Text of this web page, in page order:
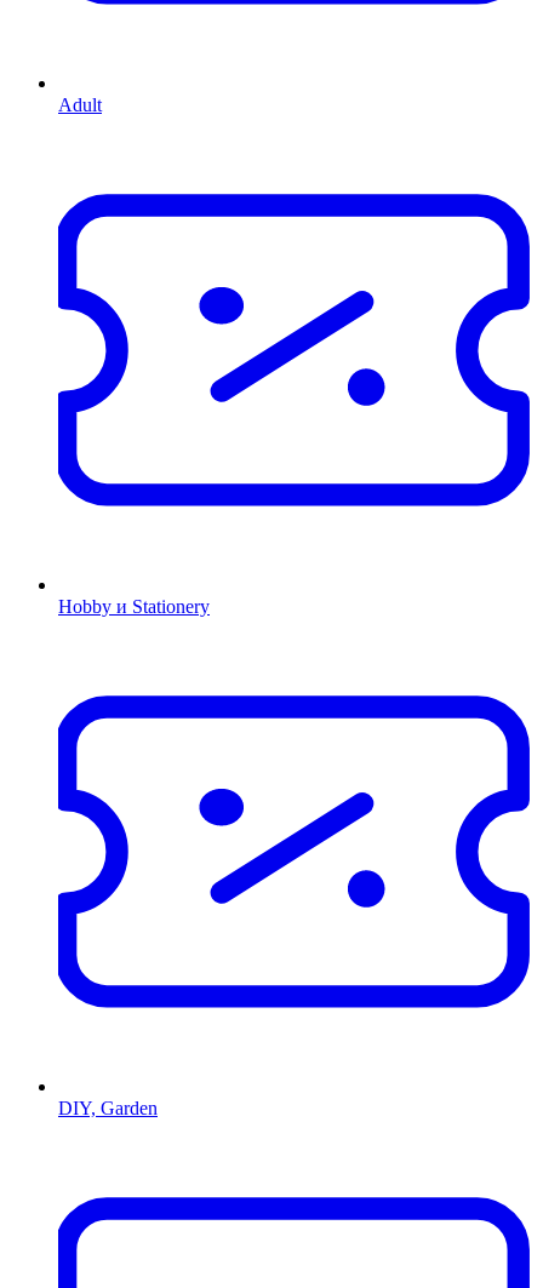
Adult
Hobby и Stationery
DIY, Garden